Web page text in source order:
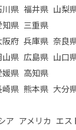
川県 福井県 山梨
知県 三重県
阪府 兵庫県 奈良
山県 広島県 山口
媛県 高知県
崎県 熊本県 大分
ア アメリカ エス